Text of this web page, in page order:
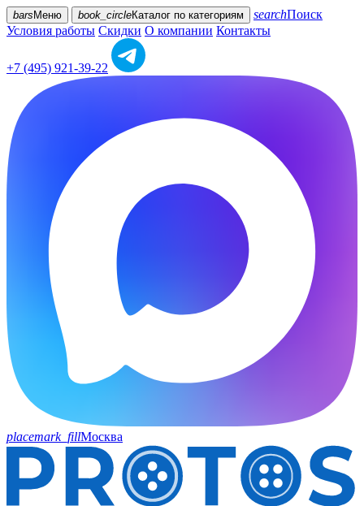
bars Меню book_circleКаталог по категориям searchПоиск
Условия работы Скидки О компании Контакты
+7 (495) 921-39-22
placemark_fillМосква